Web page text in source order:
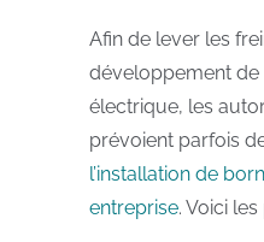
Afin de lever les
développement de
électrique, les
prévoient parfois
l’installation de
entreprise. Voici